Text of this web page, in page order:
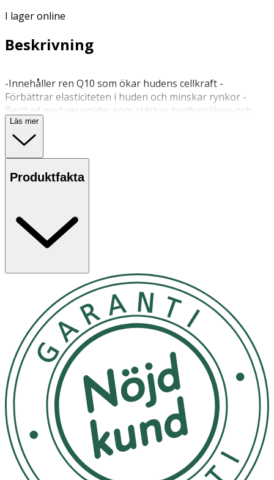
I lager online
Beskrivning
-Innehåller ren Q10 som ökar hudens cellkraft -
Förbättrar elasticiteten i huden och minskar rynkor -
Berikad med ceramider som stärker hudbarriären och
låser in fukt -Förbättrad hudelasticitet efter 24 timmar -
Kombinera med NIVEA Q10 Day & Night Facial Butter för
Expert 3 in 1 Repairing Serum är framtaget för att
effektivt reducera befintliga rynkor samt förbättra
24 timmar. Den unika formulan är berikad med ren Q10,
kollagenpeptider samt ceramider, vilket stärker
hudbarriären samtidigt som det låser in fukt. Serumet
med minskad slapphet i huden hos 83% kvinnor. Serumet
i kombination med NIVEA Q10 Day & Night Facial Butter
har 4x mer aktiv kraft att motverka slapp hud. Dess lätta
textur gör den även perfekt som bas under smink.
1. Skaka väl före användnig 2. Applicera två gånger/dag
som ett första steg i din rutin innan fuktkräm 3. Ideal
som bas under smink
Kan förvaras i rumstemperatur.
OK för gravida och ammande:
Ja
Ingredienser:
Aqua, Glycerin, Alcohol Denat., Caprylic/Capric
Läs mer
Produktfakta